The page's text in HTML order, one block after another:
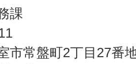
課
市常盤町2丁目27番